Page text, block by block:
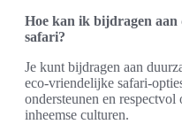
Hoe kan ik bijdragen
safari?
Je kunt bijdragen aan
eco-vriendelijke safari-
ondersteunen en respectvol
inheemse culturen.